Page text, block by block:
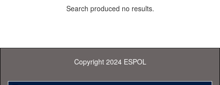
Search produced no results.
Copyright 2024 ESPOL